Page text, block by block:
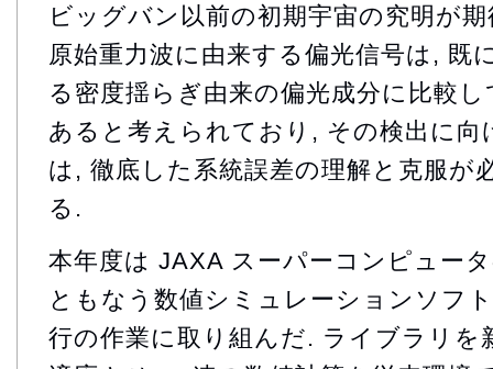
ビッグバン以前の初期宇宙の究明が
原始重力波に由来する偏光信号は, 既
る密度揺らぎ由来の偏光成分に比較
あると考えられており, その検出に
は, 徹底した系統誤差の理解と克服が
る.
本年度は JAXA スーパーコンピュー
ともなう数値シミュレーションソフ
行の作業に取り組んだ. ライブラリを